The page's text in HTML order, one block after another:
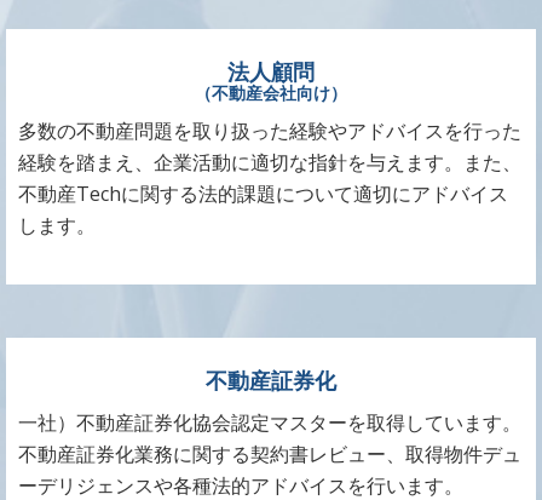
法人顧問
（不動産会社向け）
多数の不動産問題を取り扱った経験やアドバイスを行った
経験を踏まえ、企業活動に適切な指針を与えます。また、
不動産Techに関する法的課題について適切にアドバイス
します。
不動産証券化
一社）不動産証券化協会認定マスターを取得しています。
不動産証券化業務に関する契約書レビュー、取得物件デュ
ーデリジェンスや各種法的アドバイスを行います。